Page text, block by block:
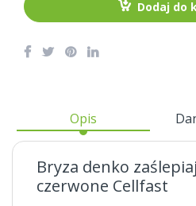
Dodaj do
Opis
Bryza denko
czerwone Cellfast